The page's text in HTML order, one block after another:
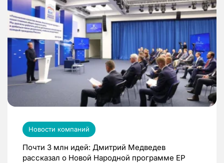
Новости компаний
Почти 3 млн идей: Дмитрий Медведев
рассказал о Новой Народной программе ЕР